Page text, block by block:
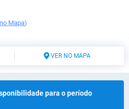
Mapa)
VER NO MAPA
para o período